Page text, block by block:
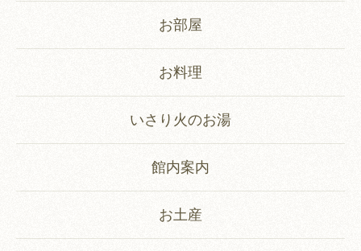
お部屋
お料理
いさり火のお湯
館内案内
お土産